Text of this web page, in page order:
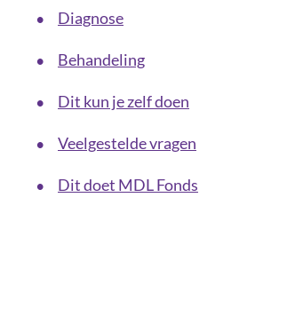
• Diagnose
• Behandeling
• Dit kun je zelf doen
• Veelgestelde vragen
• Dit doet MDL Fonds